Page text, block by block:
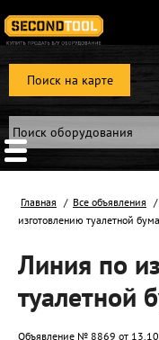
Поиск на карте
Главная Все объявления
изготовлению туалетной
Линия по
туалетной
Объявление № 8869 от